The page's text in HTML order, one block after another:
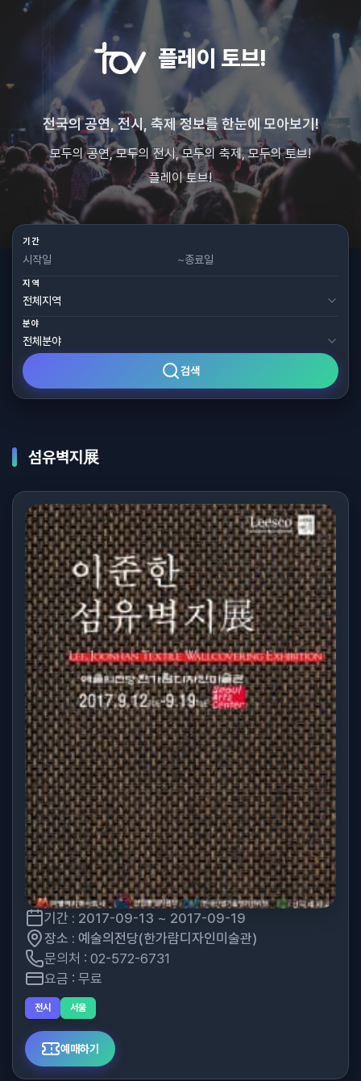
플레이 토브!
전국의 공연, 전시, 축제 정보를 한눈에 모아보기!
모두의 공연, 모두의 전시, 모두의 축제, 모두의 토브!
플레이 토브!
기간
~
지역
분야
검색
섬유벽지展
기간 : 2017-09-13 ~ 2017-09-19
장소 : 예술의전당(한가람디자인미술관)
문의처 : 02-572-6731
요금 : 무료
전시 서울
예매하기